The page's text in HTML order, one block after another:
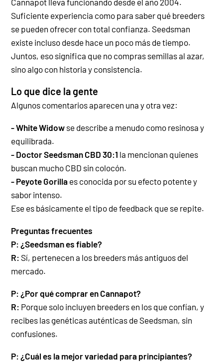
Suficiente experiencia como para saber qué breeders
se pueden ofrecer con total confianza. Seedsman
existe incluso desde hace un poco más de tiempo.
Juntos, eso significa que no compras semillas al azar,
sino algo con historia y consistencia.
Lo que dice la gente
Algunos comentarios aparecen una y otra vez:
- White Widow se describe a menudo como resinosa y
equilibrada.
- Doctor Seedsman CBD 30:1 la mencionan quienes
buscan mucho CBD sin colocón.
- Peyote Gorilla es conocida por su efecto potente y
sabor intenso.
Ese es básicamente el tipo de feedback que se repite.
Preguntas frecuentes
P: ¿Seedsman es fiable?
R: Sí, pertenecen a los breeders más antiguos del
mercado.
P: ¿Por qué comprar en Cannapot?
R: Porque solo incluyen breeders en los que confían, y
recibes las genéticas auténticas de Seedsman, sin
confusiones.
P: ¿Cuál es la mejor variedad para principiantes?